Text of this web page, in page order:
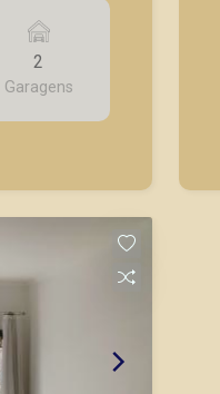
de
decorado!
2
Garagens